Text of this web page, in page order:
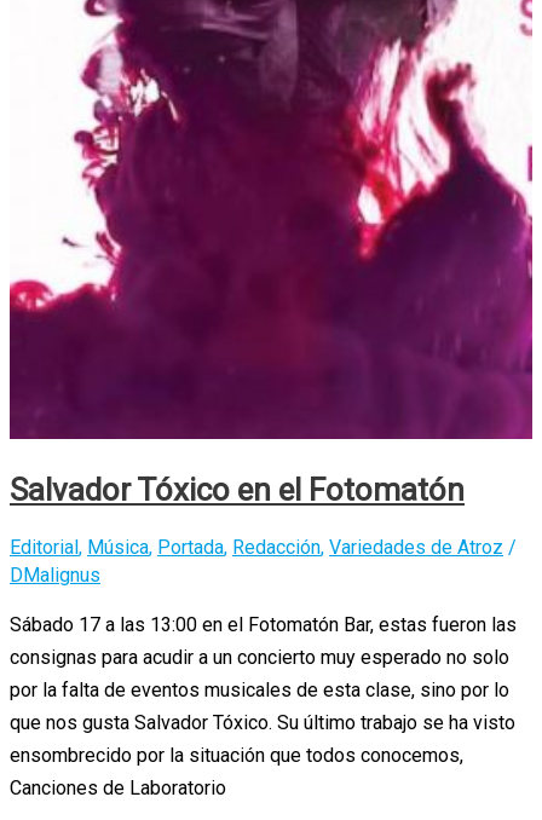
Salvador Tóxico en el Fotomatón
Editorial, Música, Portada, Redacción, Variedades de Atroz /
DMalignus
Sábado 17 a las 13:00 en el Fotomatón Bar, estas fueron las
consignas para acudir a un concierto muy esperado no solo
por la falta de eventos musicales de esta clase, sino por lo
que nos gusta Salvador Tóxico. Su último trabajo se ha visto
ensombrecido por la situación que todos conocemos,
Canciones de Laboratorio